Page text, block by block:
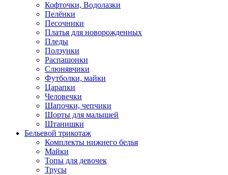
Кофточки, Водолазки
Пелёнки
Песочники
Платья для новорожденных
Пледы
Ползунки
Распашонки
Слюнявчики
Футболки, майки
Царапки
Человечки
Шапочки, чепчики
Шорты для малышей
Штанишки
Бельевой трикотаж
Комплекты нижнего белья
Майки
Топы для девочек
Трусы